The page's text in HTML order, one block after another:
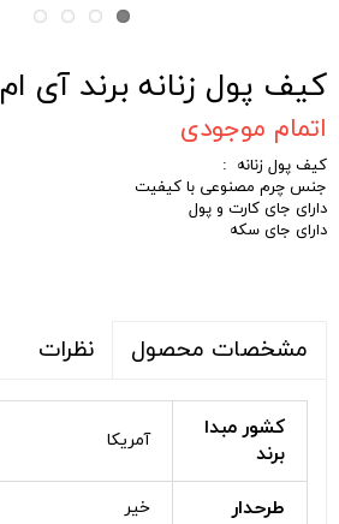
کیف پول زنانه برند آی ام
اتمام موجودی
کیف پول زنانه :
جنس چرم مصنوعی با کیفیت
دارای جای کارت و پول
دارای جای سکه
مشخصات محصول نظرات
کشور مبدا
برند
آمریکا
طرحدار خیر